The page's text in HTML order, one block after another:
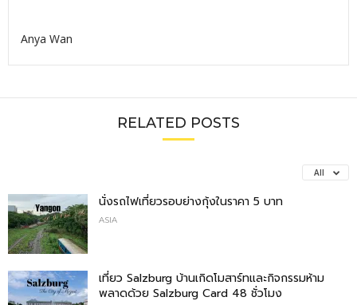
Anya Wan
RELATED POSTS
All
นั่งรถไฟเที่ยวรอบย่างกุ้งในราคา 5 บาท
ASIA
เที่ยว Salzburg บ้านเกิดโมสาร์ทและกิจกรรมห้าม
พลาดด้วย Salzburg Card 48 ชั่วโมง